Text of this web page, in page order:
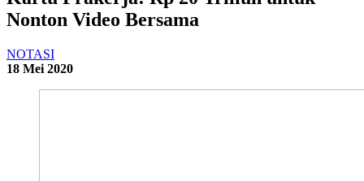
Nonton Video Bersama
NOTASI
18 Mei 2020